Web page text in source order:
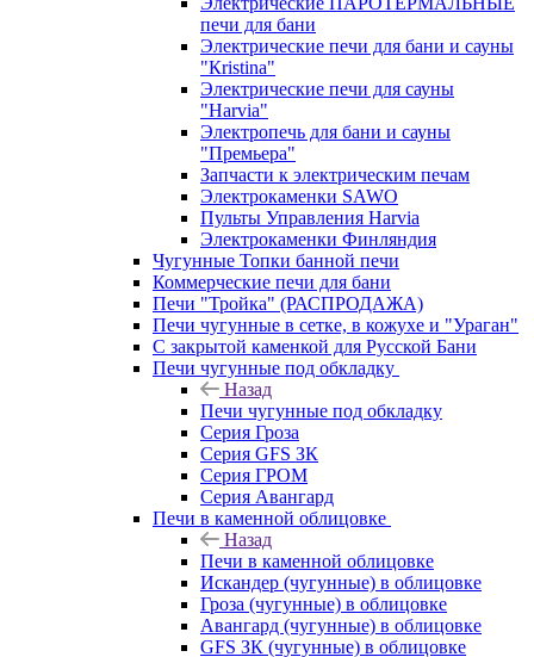
печи для бани
Электрические печи для бани и сауны
"Кristina"
Электрические печи для сауны
"Harvia"
Электропечь для бани и сауны
"Премьера"
Запчасти к электрическим печам
Электрокаменки SAWO
Пульты Управления Harvia
Электрокаменки Финляндия
Чугунные Топки банной печи
Коммерческие печи для бани
Печи "Тройка" (РАСПРОДАЖА)
Печи чугунные в сетке, в кожухе и "Ураган"
С закрытой каменкой для Русской Бани
Печи чугунные под обкладку
Назад
Печи чугунные под обкладку
Серия Гроза
Серия GFS ЗК
Серия ГРОМ
Серия Авангард
Печи в каменной облицовке
Назад
Печи в каменной облицовке
Искандер (чугунные) в облицовке
Гроза (чугунные) в облицовке
Авангард (чугунные) в облицовке
GFS ЗК (чугунные) в облицовке